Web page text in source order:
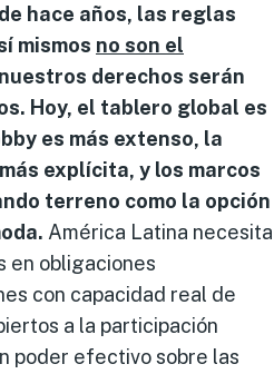
hace años, las reglas
mismos no son el
derechos serán
Hoy, el tablero global es
es más extenso, la
explícita, y los marcos
terreno como la opción
América Latina necesita
en obligaciones
con capacidad real de
a la participación
poder efectivo sobre las